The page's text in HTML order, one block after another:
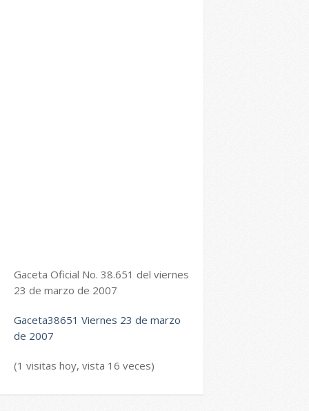
Gaceta Oficial No. 38.651 del viernes
23 de marzo de 2007
Gaceta38651 Viernes 23 de marzo
de 2007
(1 visitas hoy, vista 16 veces)